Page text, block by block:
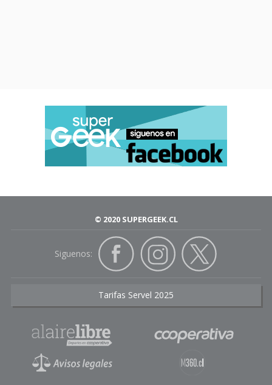
© 2020 SUPERGEEK.CL
Siguenos:
Tarifas Servel 2025